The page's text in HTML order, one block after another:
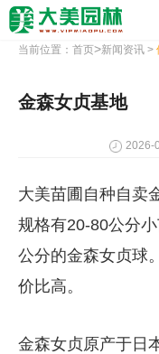
当前位置： 首页>新闻资讯>
金森女贞基地
2026-
大美苗圃自种自卖
规格有20-80公分
公分的金森女贞球
价比高。
金森女贞原产于日